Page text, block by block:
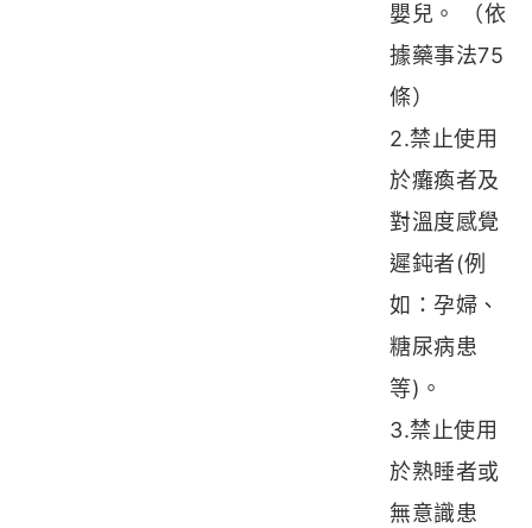
嬰兒。 （依
據藥事法75
條）
2.禁止使用
於癱瘓者及
對溫度感覺
遲鈍者(例
如：孕婦、
糖尿病患
等)。
3.禁止使用
於熟睡者或
無意識患